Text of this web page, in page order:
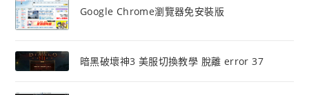
Google Chrome瀏覽器免安裝版
暗黑破壞神3 美服切換教學 脫離 error 37